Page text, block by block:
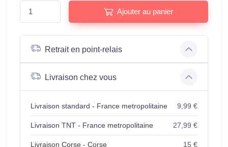
Ajouter au panier
Retrait en point-relais
Livraison chez vous
Livraison standard - France metropolitaine 9,99 €
Livraison TNT - France metropolitaine 27,99 €
Livraison Corse - Corse 15 €